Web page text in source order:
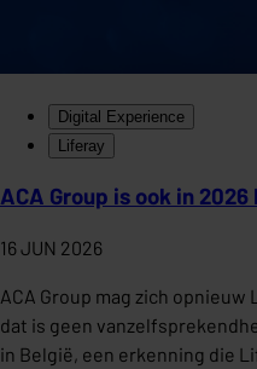
Digital Experience
Liferay
ACA Group is ook in
16 JUN 2026
ACA Group mag zich
dat is geen
in België, een erkenning die